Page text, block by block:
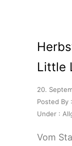
Little
20.
Posted By
Under :
Vom